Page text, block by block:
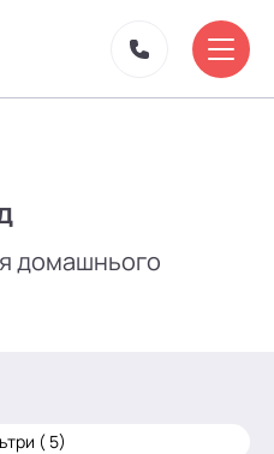
домашнього
Фільтри ( 5)